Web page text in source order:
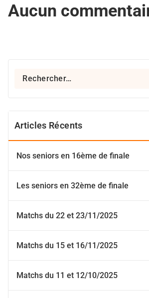
Aucun
Rechercher :
Articles Récents
Nos seniors en 16ème de finale
Les seniors en 32ème de finale
Matchs du 22 et 23/11/2025
Matchs du 15 et 16/11/2025
Matchs du 11 et 12/10/2025